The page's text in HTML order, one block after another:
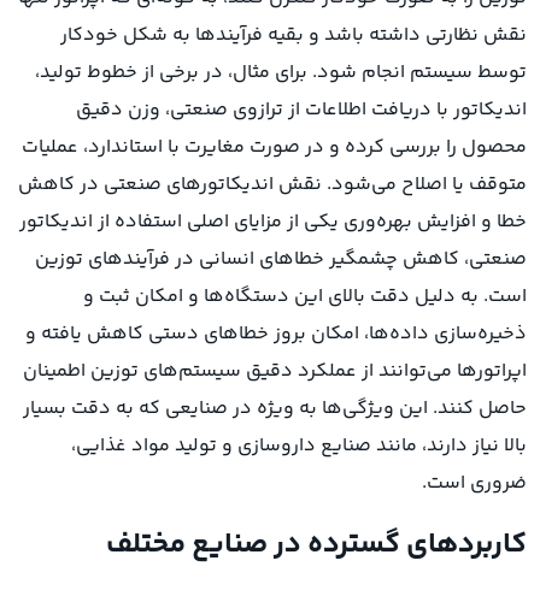
نقش نظارتی داشته باشد و بقیه فرآیندها به شکل خودکار
توسط سیستم انجام شود. برای مثال، در برخی از خطوط تولید،
اندیکاتور با دریافت اطلاعات از ترازوی صنعتی، وزن دقیق
محصول را بررسی کرده و در صورت مغایرت با استاندارد، عملیات
متوقف یا اصلاح می‌شود. نقش اندیکاتورهای صنعتی در کاهش
خطا و افزایش بهره‌وری یکی از مزایای اصلی استفاده از اندیکاتور
صنعتی، کاهش چشمگیر خطاهای انسانی در فرآیندهای توزین
است. به دلیل دقت بالای این دستگاه‌ها و امکان ثبت و
ذخیره‌سازی داده‌ها، امکان بروز خطاهای دستی کاهش یافته و
اپراتورها می‌توانند از عملکرد دقیق سیستم‌های توزین اطمینان
حاصل کنند. این ویژگی‌ها به ویژه در صنایعی که به دقت بسیار
بالا نیاز دارند، مانند صنایع داروسازی و تولید مواد غذایی،
ضروری است.
کاربردهای گسترده در صنایع مختلف